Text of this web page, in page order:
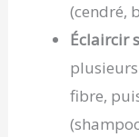
(cendré,
Éclaircir
fibre,